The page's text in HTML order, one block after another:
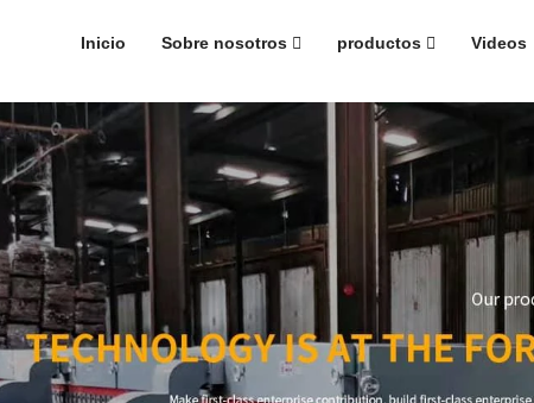
Inicio Sobre nosotros productos Videos